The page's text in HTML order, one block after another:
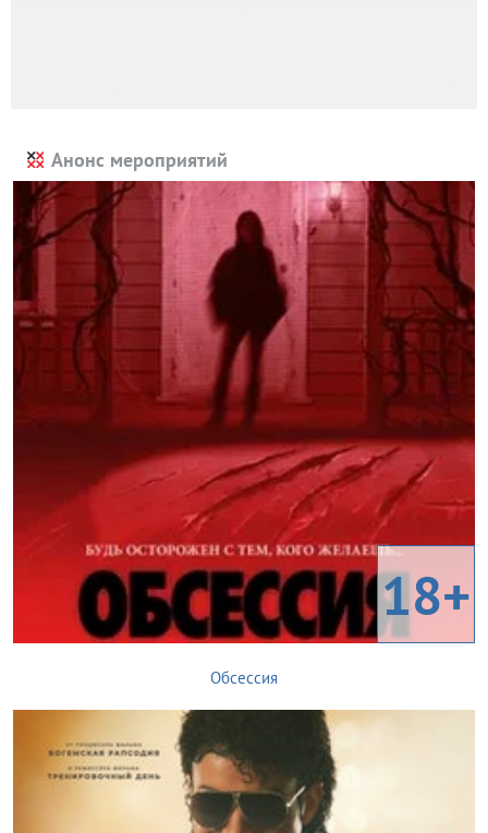
Анонс мероприятий
18+
Обсессия